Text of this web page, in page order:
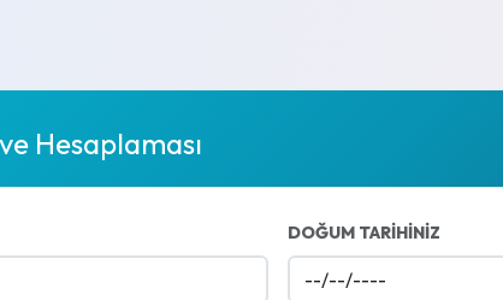
Hesaplaması
DOĞUM TARİHİNİZ